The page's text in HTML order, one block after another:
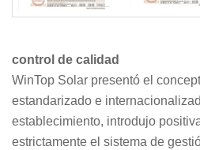
control de calidad
WinTop Solar presentó el
estandarizado e
establecimiento, introdujo
estrictamente el sistema de